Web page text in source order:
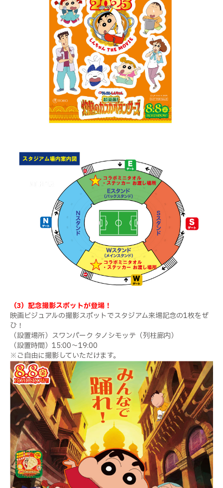
（3）記念撮影スポットが登場！
映画ビジュアルの撮影スポットでスタジアム来場記念の1枚をぜ
ひ！
（設置場所）スワンパーク タノシモッテ（列柱廊内）
（設置時間） 15:00～19:00
※ご自由に撮影していただけます。